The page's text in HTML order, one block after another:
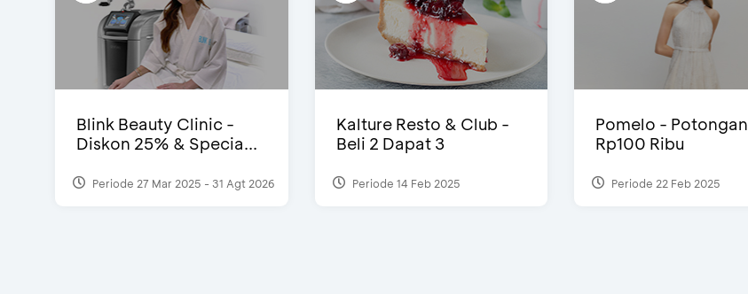
Blink Beauty Clinic -
Diskon 25% & Specia...
Periode 27 Mar 2025 - 31 Agt 2026
Kalture Resto & Club -
Beli 2 Dapat 3
Periode 14 Feb 2025
Pomelo - Potongan
Rp100 Ribu
Periode 22 Feb 2025